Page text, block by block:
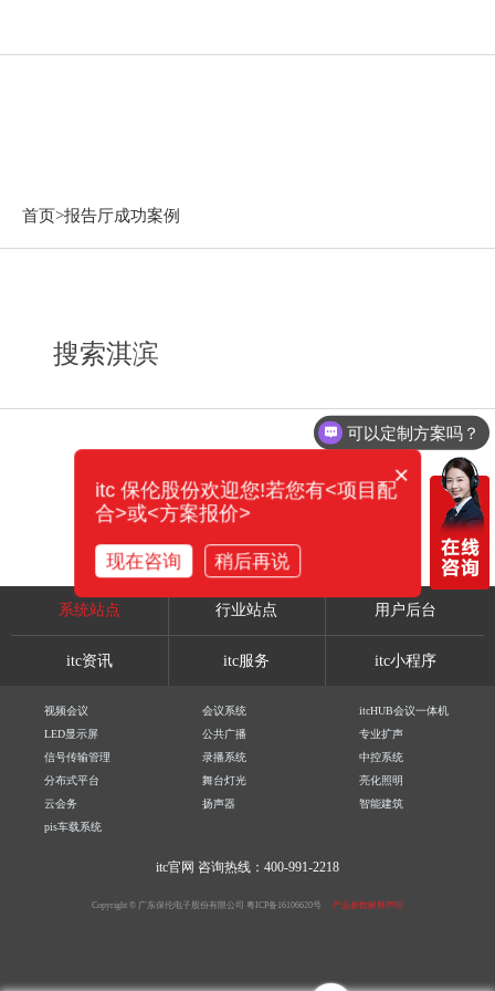
首页>报告厅成功案例
搜索淇滨
系统站点 行业站点 用户后台
itc资讯 itc服务 itc小程序
视频会议 会议系统
itcHUB会议一体机
LED显示屏
公共广播
专业扩声
信号传输管理
录播系统
中控系统
分布式平台
舞台灯光
亮化照明
云会务
扬声器
智能建筑
pis车载系统
itc官网 咨询热线：400-991-2218
Copyright © 广东保伦电子股份有限公司 粤ICP备16106620号 产品参数解释声明
可以定制方案吗？
×
itc 保伦股份欢迎您!若您有<项目配
合>或<方案报价>
现在咨询 稍后再说